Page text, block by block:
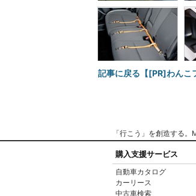
記事に戻る【[PR]わんこ
「行こう」を創造する。
購入支援サービス
自動車カタログ
カーリース
中古車検索